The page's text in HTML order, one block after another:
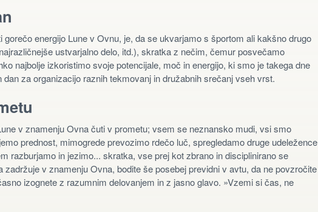
energijo Lune v Ovnu, je, da se ukvarjamo s športom ali kakšno drugo
ustvarjalno delo, itd.), skratka z nečim, čemur posvečamo
najbolje izkoristimo svoje potencijale, moč in energijo, ki smo je takega dne
dan za organizacijo raznih tekmovanj in družabnih srečanj vseh vrst.
v znamenju Ovna čuti v prometu; vsem se neznansko mudi, vsi smo
prednost, mimogrede prevozimo rdečo luč, spregledamo druge udeležence
razburjamo in jezimo... skratka, vse prej kot zbrano in disciplinirano se
zadržuje v znamenju Ovna, bodite še posebej previdni v avtu, da ne povzročite
izognete z razumnim delovanjem in z jasno glavo. »Vzemi si čas, ne